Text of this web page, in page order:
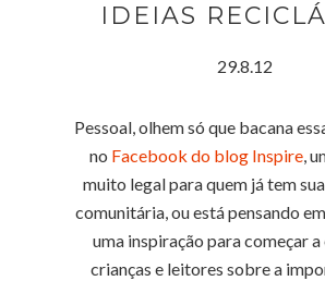
IDEIAS
29.8.12
Pessoal, olhem só que bacana
no Facebook do blog Inspire,
muito legal para quem já tem
comunitária, ou está pensando
uma inspiração para começar a
crianças e leitores sobre a